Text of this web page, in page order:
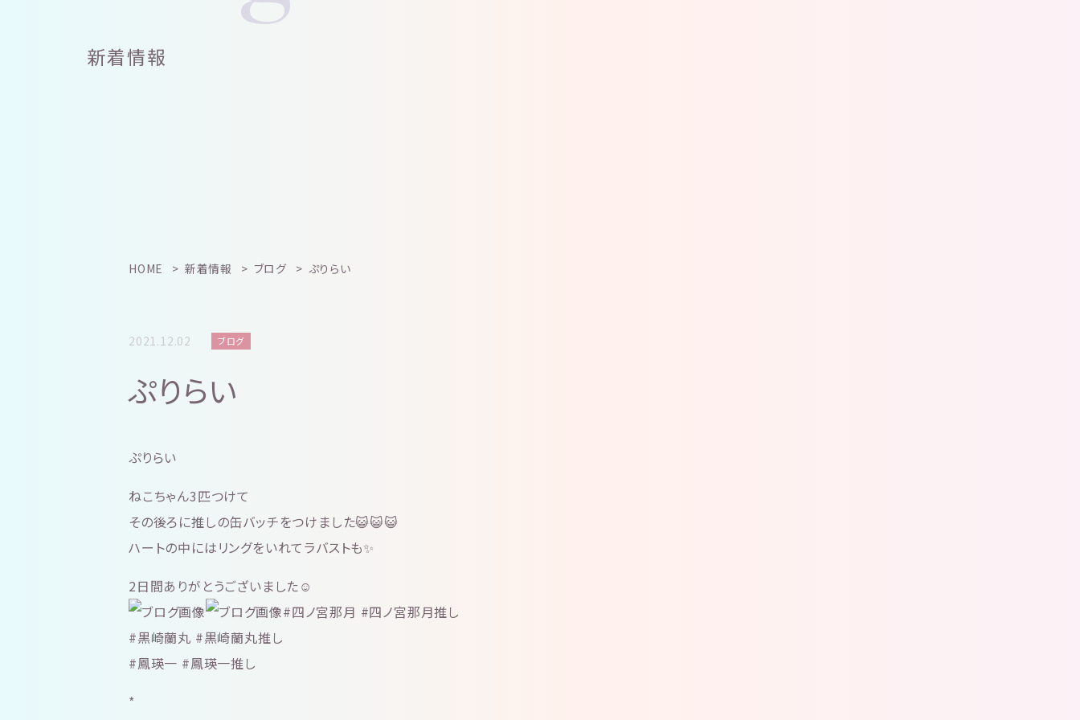
新着情報
HOME 新着情報 ブログ ぷりらい
2021.12.02 ブログ
ぷりらい
ぷりらい
ねこちゃん3匹つけて
その後ろに推しの缶バッチをつけました😺😺😺
ハートの中にはリングをいれてラバストも✨
2日間ありがとうございました☺
#四ノ宮那月 #四ノ宮那月推し
#黒崎蘭丸 #黒崎蘭丸推し
#鳳瑛一 #鳳瑛一推し
*